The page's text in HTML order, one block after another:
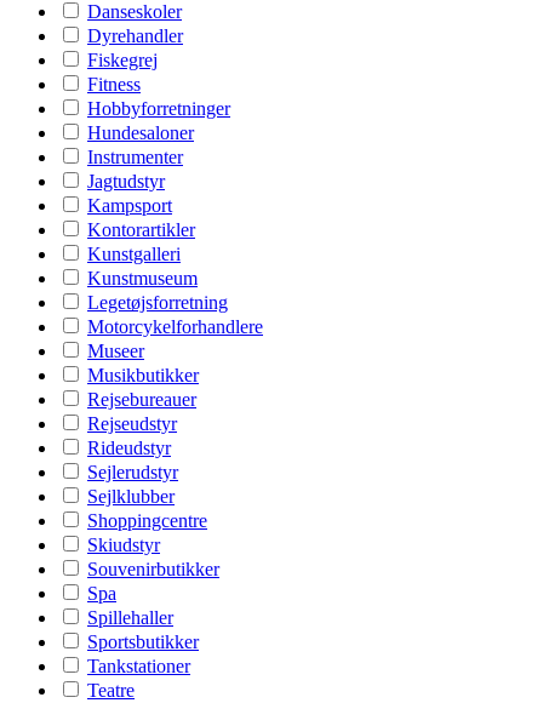
Danseskoler
Dyrehandler
Fiskegrej
Fitness
Hobbyforretninger
Hundesaloner
Instrumenter
Jagtudstyr
Kampsport
Kontorartikler
Kunstgalleri
Kunstmuseum
Legetøjsforretning
Motorcykelforhandlere
Museer
Musikbutikker
Rejsebureauer
Rejseudstyr
Rideudstyr
Sejlerudstyr
Sejlklubber
Shoppingcentre
Skiudstyr
Souvenirbutikker
Spa
Spillehaller
Sportsbutikker
Tankstationer
Teatre